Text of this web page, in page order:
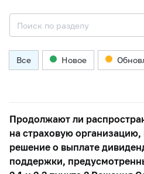
Все Новое
Продолжают ли
на страховую
решение о выплате
поддержки,